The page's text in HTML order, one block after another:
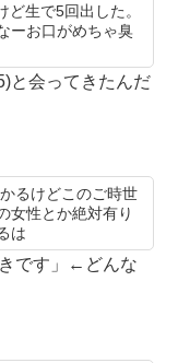
生で5回出した。
ーお口がめちゃ臭
と会ってきたんだ
るけどこのご時世
女性とか絶対有り
は
です」←どんな